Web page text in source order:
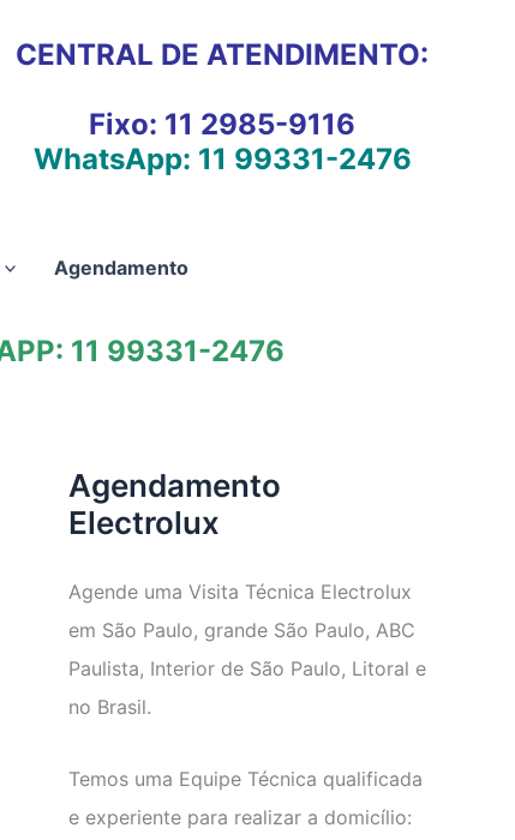
CENTRAL DE ATENDIMENTO:
Fixo: 11 2985-9116
WhatsApp: 11 99331-2476
Agendamento
11 99331-2476
Agendamento
Electrolux
Agende uma Visita Técnica Electrolux
em São Paulo, grande São Paulo, ABC
Paulista, Interior de São Paulo, Litoral e
no Brasil.
Temos uma Equipe Técnica qualificada
e experiente para realizar a domicílio: